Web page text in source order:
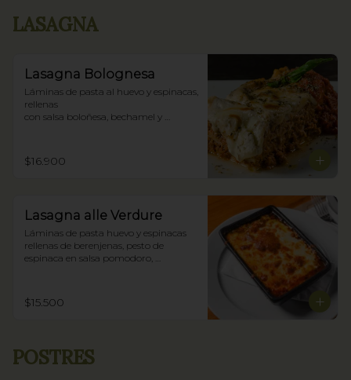
LASAGNA
Lasagna Bolognesa
Láminas de pasta al huevo y espinacas,
rellenas
con salsa boloñesa, bechamel y
$16.900
Lasagna alle Verdure
Láminas de pasta huevo y espinacas
rellenas de berenjenas, pesto de
espinaca en salsa pomodoro,
$15.500
POSTRES